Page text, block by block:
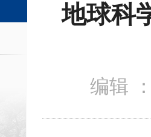
地球科
编辑